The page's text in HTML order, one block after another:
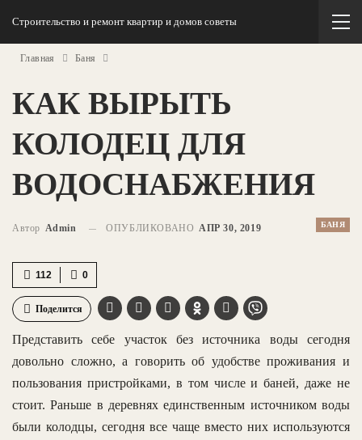
Строительство и ремонт квартир и домов советы
Главная Баня
КАК ВЫРЫТЬ
КОЛОДЕЦ ДЛЯ
ВОДОСНАБЖЕНИЯ
БАНЯ
Автор Admin ОПУБЛИКОВАНО АПР 30, 2019
0
112
Поделится
Представить себе участок без источника воды сегодня
довольно сложно, а говорить об удобстве проживания и
пользования пристройками, в том числе и баней, даже не
стоит. Раньше в деревнях единственным источником воды
были колодцы, сегодня все чаще вместо них используются